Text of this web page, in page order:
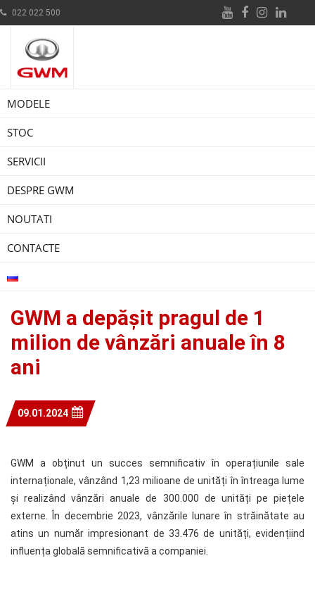
022 022 500
MODELE
STOC
SERVICII
DESPRE GWM
NOUTATI
CONTACTE
GWM a depășit pragul de 1
milion de vânzări anuale în 8
ani
09.01.2024
GWM a obținut un succes semnificativ în operațiunile sale
internaționale, vânzând 1,23 milioane de unități în întreaga lume
și realizând vânzări anuale de 300.000 de unități pe piețele
externe. În decembrie 2023, vânzările lunare în străinătate au
atins un număr impresionant de 33.476 de unități, evidențiind
influența globală semnificativă a companiei.